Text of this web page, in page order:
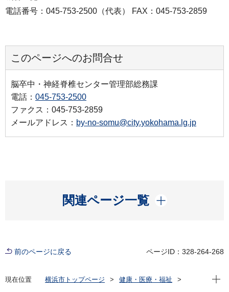
電話番号：045-753-2500（代表） FAX：045-753-2859
このページへのお問合せ
脳卒中・神経脊椎センター管理部総務課
電話： 045-753-2500
ファクス：045-753-2859
メールアドレス： by-no-somu@city.yokohama.lg.jp
関連ページ一覧
開く
前のページに戻る ページID：328-264-268
現在位置 横浜市トップページ
健康・医療・福祉
現在